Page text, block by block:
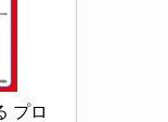
プロ